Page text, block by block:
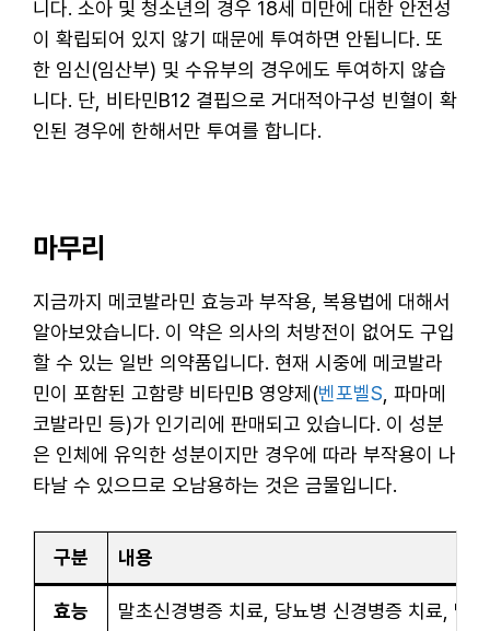
니다. 소아 및 청소년의 경우 18세 미만에 대한 안전성
이 확립되어 있지 않기 때문에 투여하면 안됩니다. 또
한 임신(임산부) 및 수유부의 경우에도 투여하지 않습
니다. 단, 비타민B12 결핍으로 거대적아구성 빈혈이 확
인된 경우에 한해서만 투여를 합니다.
마무리
지금까지 메코발라민 효능과 부작용, 복용법에 대해서
알아보았습니다. 이 약은 의사의 처방전이 없어도 구입
할 수 있는 일반 의약품입니다. 현재 시중에 메코발라
민이 포함된 고함량 비타민B 영양제(벤포벨S , 파마메
코발라민 등)가 인기리에 판매되고 있습니다. 이 성분
은 인체에 유익한 성분이지만 경우에 따라 부작용이 나
타날 수 있으므로 오남용하는 것은 금물입니다.
구분 내용
효능 말초신경병증 치료, 당뇨병 신경병증 치료, 말